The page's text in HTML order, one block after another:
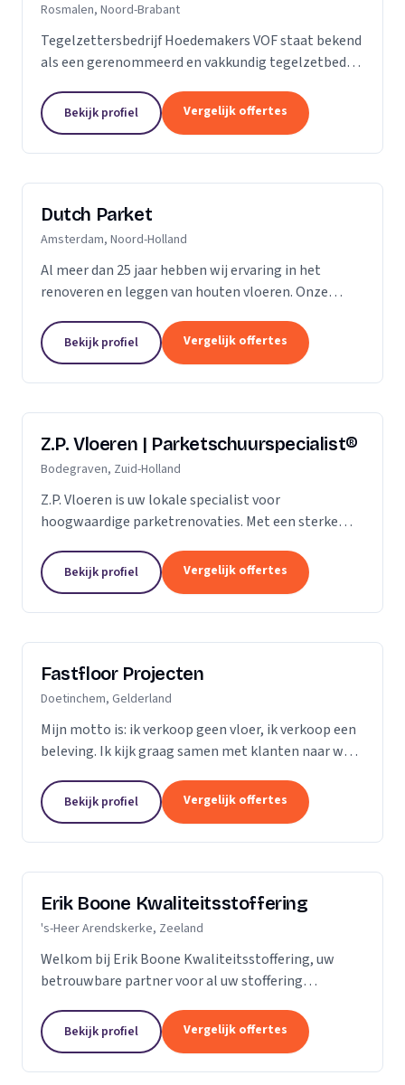
Rosmalen, Noord-Brabant
Tegelzettersbedrijf Hoedemakers VOF staat bekend
als een gerenommeerd en vakkundig tegelzetbedrijf
vloertegels en diverse soorten natuursteen. Grotere
of...
Bekijk profiel Vergelijk offertes
Dutch Parket
Amsterdam, Noord-Holland
Al meer dan 25 jaar hebben wij ervaring in het
renoveren en leggen van houten vloeren. Onze
jaren leveren. Of het gaat om een nieuwe vloer of
een...
Bekijk profiel Vergelijk offertes
Z.P. Vloeren | Parketschuurspecialist®
Bodegraven, Zuid-Holland
Z.P. Vloeren is uw lokale specialist voor
hoogwaardige parketrenovaties. Met een sterke
den Rijn en Gouda, bieden we onze diensten aan
zowel...
Bekijk profiel Vergelijk offertes
Fastfloor Projecten
Doetinchem, Gelderland
Mijn motto is: ik verkoop geen vloer, ik verkoop een
beleving. Ik kijk graag samen met klanten naar wat
luister. Niet de stalen of onze showroom,...
Bekijk profiel Vergelijk offertes
Erik Boone Kwaliteitsstoffering
's-Heer Arendskerke, Zeeland
Welkom bij Erik Boone Kwaliteitsstoffering, uw
betrouwbare partner voor al uw stoffering
gespecialiseerd in de stoffering van vloeren en alle
soorten...
Bekijk profiel Vergelijk offertes